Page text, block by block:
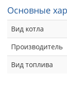
Основные
Вид котла
Производитель
Вид топлива